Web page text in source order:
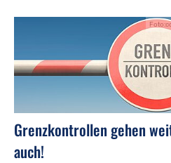
Grenzkontrollen gehen
auch!